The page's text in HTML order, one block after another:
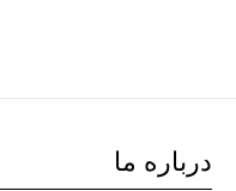
درباره ما